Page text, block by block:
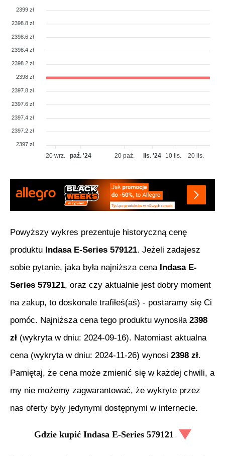
2399 zł
2398.8 zł
2398.6 zł
2398.4 zł
2398.2 zł
2398 zł
2397.8 zł
2397.6 zł
2397.4 zł
2397.2 zł
2397 zł
20 wrz. paź. '24 20 paź. lis. '24 10 lis. 20 lis.
Powyższy wykres prezentuje historyczną cenę
produktu Indasa E-Series 579121. Jeżeli zadajesz
sobie pytanie, jaka była najniższa cena Indasa E-
Series 579121, oraz czy aktualnie jest dobry moment
na zakup, to doskonale trafiłeś(aś) - postaramy się Ci
pomóc. Najniższa cena tego produktu wynosiła 2398
zł (wykryta w dniu: 2024-09-16). Natomiast aktualna
cena (wykryta w dniu: 2024-11-26) wynosi 2398 zł.
Pamiętaj, że cena może zmienić się w każdej chwili, a
my nie możemy zagwarantować, że wykryte przez
nas oferty były jedynymi dostępnymi w internecie.
Gdzie kupić Indasa E-Series 579121